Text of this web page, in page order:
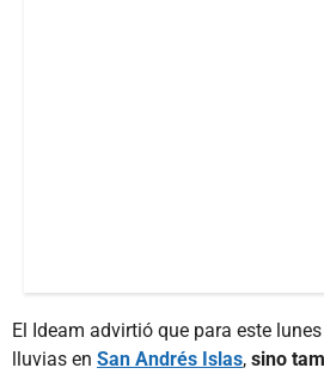
El Ideam advirtió que para este
lluvias en San Andrés Islas, sino